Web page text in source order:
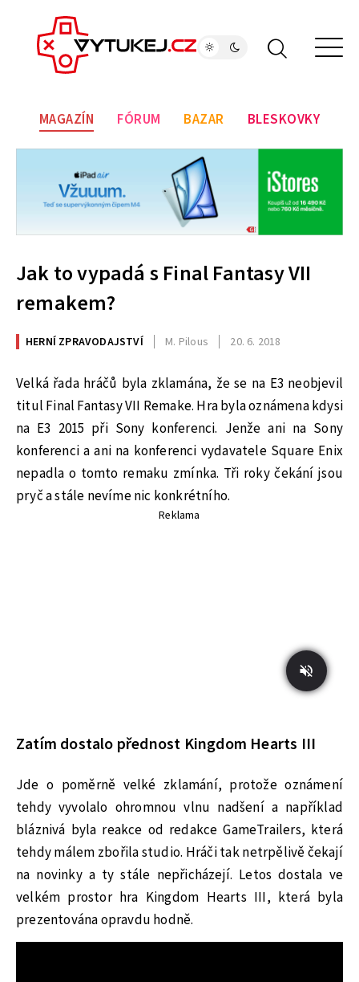
MAGAZÍN FÓRUM BAZAR BLESKOVKY
Jak to vypadá s Final Fantasy VII
remakem?
HERNÍ ZPRAVODAJSTVÍ M. Pilous 20. 6. 2018
Velká řada hráčů byla zklamána, že se na E3 neobjevil
titul Final Fantasy VII Remake. Hra byla oznámena kdysi
na E3 2015 při Sony konferenci. Jenže ani na Sony
konferenci a ani na konferenci vydavatele Square Enix
nepadla o tomto remaku zmínka. Tři roky čekání jsou
pryč a stále nevíme nic konkrétního.
Reklama
Zatím dostalo přednost Kingdom Hearts III
Jde o poměrně velké zklamání, protože oznámení
tehdy vyvolalo ohromnou vlnu nadšení a například
bláznivá byla reakce od redakce GameTrailers, která
tehdy málem zbořila studio. Hráči tak netrpělivě čekají
na novinky a ty stále nepřicházejí. Letos dostala ve
velkém prostor hra Kingdom Hearts III, která byla
prezentována opravdu hodně.